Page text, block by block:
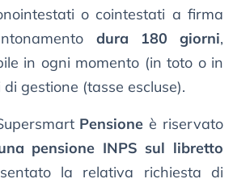
o cointestati a firma
dura 180 giorni,
in ogni momento (in toto o in
gestione (tasse escluse).
Pensione è riservato
pensione INPS sul libretto
la relativa richiesta di